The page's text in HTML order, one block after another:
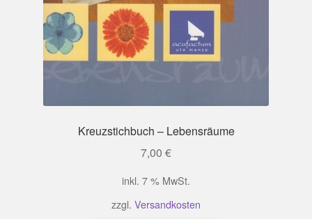
Kreuzstichbuch – Lebensräume
7,00 €
inkl. 7 % MwSt.
zzgl. Versandkosten